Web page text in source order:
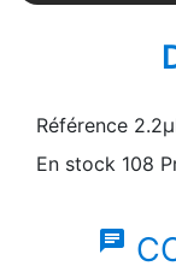
Référence
En stock 108
chat